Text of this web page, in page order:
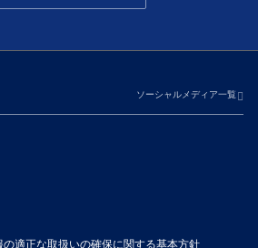
ソーシャルメディア一覧
適正な取扱いの確保に関する基本方針